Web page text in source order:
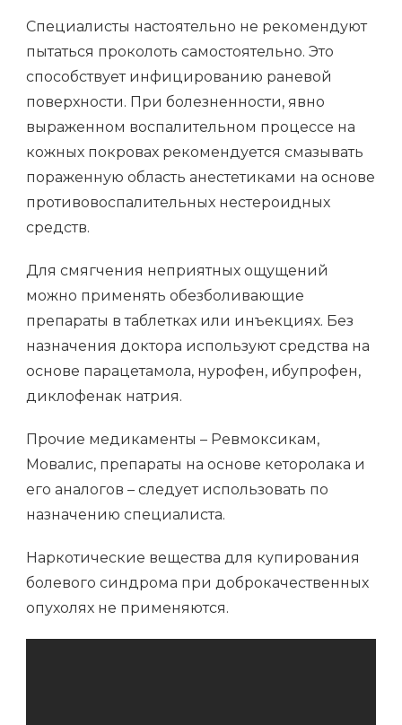
Специалисты настоятельно не рекомендуют
пытаться проколоть самостоятельно. Это
способствует инфицированию раневой
поверхности. При болезненности, явно
выраженном воспалительном процессе на
кожных покровах рекомендуется смазывать
пораженную область анестетиками на основе
противовоспалительных нестероидных
средств.
Для смягчения неприятных ощущений
можно применять обезболивающие
препараты в таблетках или инъекциях. Без
назначения доктора используют средства на
основе парацетамола, нурофен, ибупрофен,
диклофенак натрия.
Прочие медикаменты – Ревмоксикам,
Мовалис, препараты на основе кеторолака и
его аналогов – следует использовать по
назначению специалиста.
Наркотические вещества для купирования
болевого синдрома при доброкачественных
опухолях не применяются.